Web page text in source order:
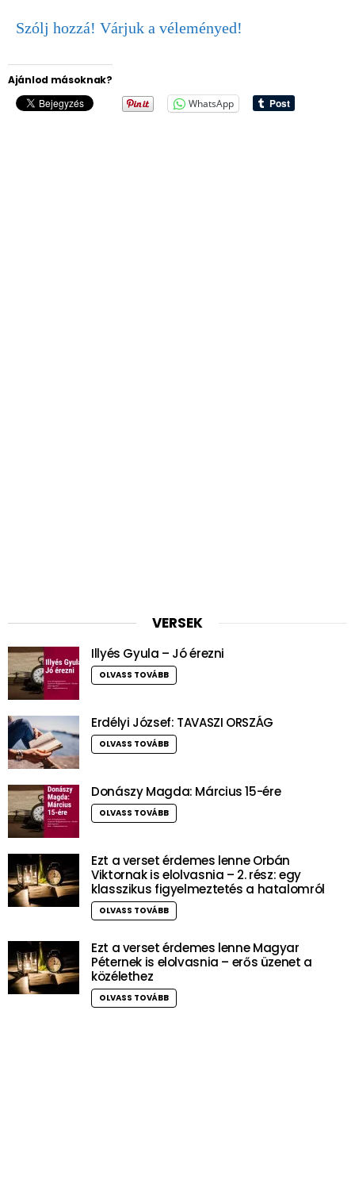
Szólj hozzá! Várjuk a véleményed!
Ajánlod másoknak?
WhatsApp
VERSEK
Illyés Gyula – Jó érezni
OLVASS TOVÁBB
Erdélyi József: TAVASZI ORSZÁG
OLVASS TOVÁBB
Donászy Magda: Március 15-ére
OLVASS TOVÁBB
Ezt a verset érdemes lenne Orbán
Viktornak is elolvasnia – 2. rész: egy
klasszikus figyelmeztetés a hatalomról
OLVASS TOVÁBB
Ezt a verset érdemes lenne Magyar
Péternek is elolvasnia – erős üzenet a
közélethez
OLVASS TOVÁBB